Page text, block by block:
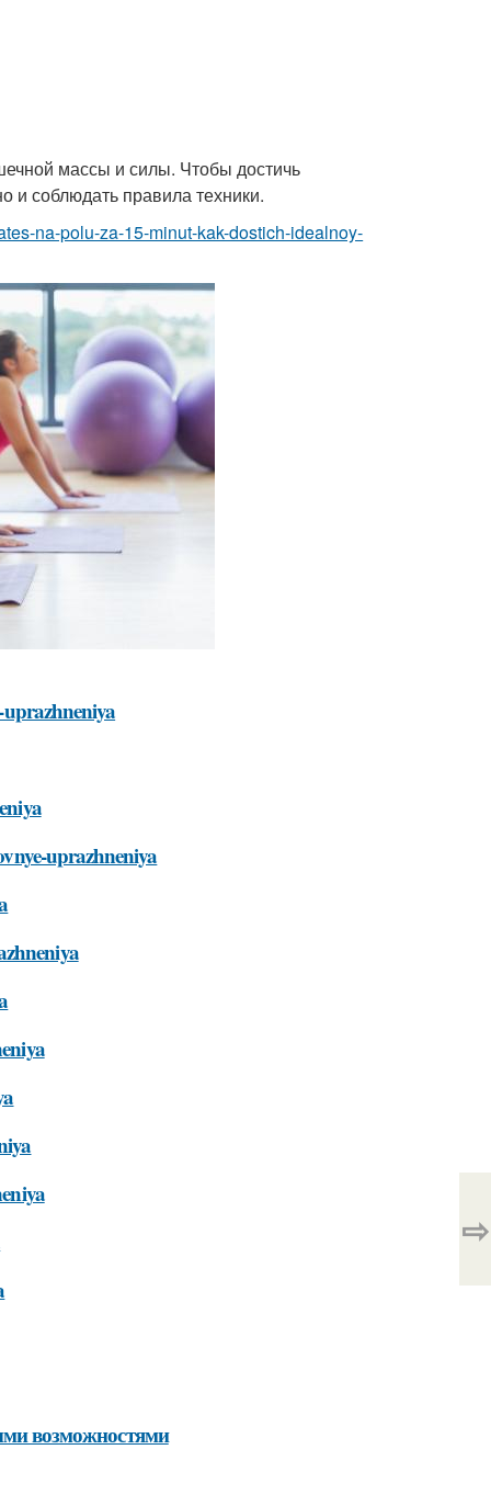
массы и силы. Чтобы достичь
и соблюдать правила техники.
na-polu-za-15-minut-kak-dostich-idealnoy-
uprazhneniya
возможностями
⇨